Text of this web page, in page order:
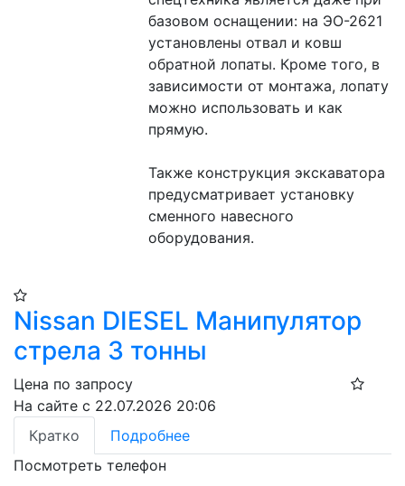
базовом оснащении: на ЭО-2621
установлены отвал и ковш
обратной лопаты. Кроме того, в
зависимости от монтажа, лопату
можно использовать и как
прямую.
Также конструкция экскаватора
предусматривает установку
сменного навесного
оборудования.
Nissan DIESEL Манипулятор
стрела 3 тонны
Цена по запросу
На сайте с 22.07.2026 20:06
Кратко
Подробнее
Посмотреть телефон